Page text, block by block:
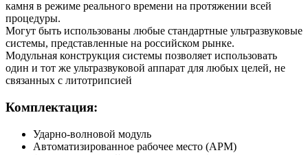
камня в режиме реального времени на протяжении всей
процедуры.
Могут быть использованы любые стандартные ультразвуковые
системы, представленные на российском рынке.
Модульная конструкция системы позволяет использовать
один и тот же ультразвуковой аппарат для любых целей, не
связанных с литотрипсией
Комплектация:
Ударно-волновой модуль
Автоматизированное рабочее место (АРМ)